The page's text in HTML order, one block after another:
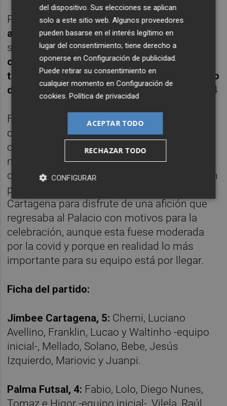
Poco después Bebe, recibiendo la
asistencia de Waltinho, logró la diana que
sería de la victoria en unaacción que
comenzó Chemi lanzando el contragolpe
tras realizar una gran intervención a disparo
de Rafa López. Se pasó del posible 4-5 al 5-4
Faltaban 3 minutos y 47 segundos para la
conclusión y el Palma optó por situar a Lolo
como portero jugador para atacar con uno
más. Raúl Campos, lanzando fuera, y Vilela,
cuyo chut repelió Chemi, buscaron arañar un
punto, pero los tres se quedaron en
Cartagena para disfrute de una afición que
regresaba al Palacio con motivos para la
celebración, aunque esta fuese moderada
por la covid y porque en realidad lo más
importante para su equipo está por llegar.
Ficha del partido:
Jimbee Cartagena, 5: Chemi, Luciano
Avellino, Franklin, Lucao y Waltinho -equipo
inicial-, Mellado, Solano, Bebe, Jesús
Izquierdo, Mariovic y Juanpi.
Palma Futsal, 4: Fabio, Lolo, Diego Nunes,
Tomaz e Higor -equipo inicial-, Vilela, Raúl
del dispositivo. Sus elecciones se aplican
solo a este sitio web. Algunos proveedores
pueden basarse en el interés legítimo en
lugar del consentimiento; tiene derecho a
oponerse enConfiguración de publicidad.
Puede retirar su consentimiento en
cualquier momento enConfiguración de
cookies.Política de privacidad
ACEPTAR TODO
RECHAZAR TODO
CONFIGURAR